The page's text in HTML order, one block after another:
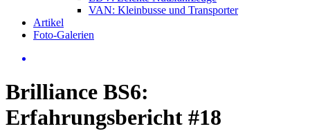
VAN: Kleinbusse und Transporter
Artikel
Foto-Galerien
Brilliance BS6:
Erfahrungsbericht #18